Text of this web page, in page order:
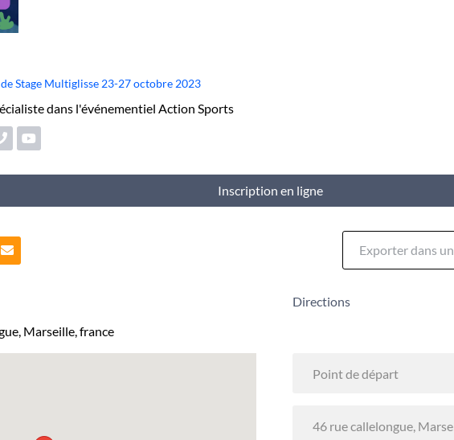
Stage Multiglisse 23-27 octobre 2023
dans l'événementiel Action Sports
Inscription en ligne
Exporter dans
Marseille, france
Directions